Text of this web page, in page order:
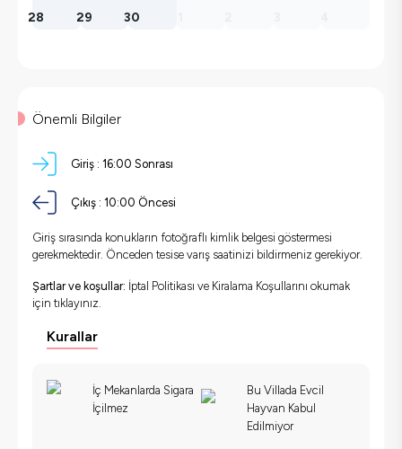
28 29 30
Önemli Bilgiler
Giriş : 16:00 Sonrası
Çıkış : 10:00 Öncesi
Giriş sırasında konukların fotoğraflı kimlik belgesi göstermesi
gerekmektedir. Önceden tesise varış saatinizi bildirmeniz gerekiyor.
Şartlar ve koşullar: İptal Politikası ve Kiralama Koşullarını okumak
için tıklayınız.
Kurallar
İç Mekanlarda Sigara
İçilmez
Bu Villada Evcil
Hayvan Kabul
Edilmiyor